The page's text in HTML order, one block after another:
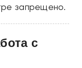
запрещено.
с